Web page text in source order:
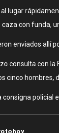
lugar
con funda,
enviados allí
consulta con
cinco hombres,
policial